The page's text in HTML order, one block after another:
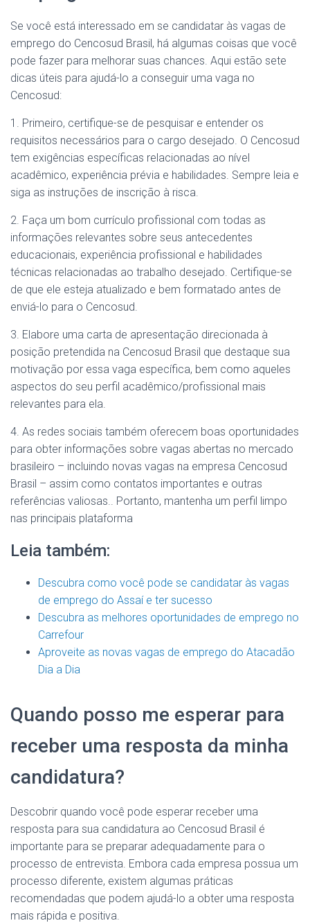
Se você está interessado em se candidatar às vagas de
emprego do Cencosud Brasil, há algumas coisas que você
pode fazer para melhorar suas chances. Aqui estão sete
dicas úteis para ajudá-lo a conseguir uma vaga no
Cencosud:
1. Primeiro, certifique-se de pesquisar e entender os
requisitos necessários para o cargo desejado. O Cencosud
tem exigências específicas relacionadas ao nível
acadêmico, experiência prévia e habilidades. Sempre leia e
siga as instruções de inscrição à risca.
2. Faça um bom currículo profissional com todas as
informações relevantes sobre seus antecedentes
educacionais, experiência profissional e habilidades
técnicas relacionadas ao trabalho desejado. Certifique-se
de que ele esteja atualizado e bem formatado antes de
enviá-lo para o Cencosud.
3. Elabore uma carta de apresentação direcionada à
posição pretendida na Cencosud Brasil que destaque sua
motivação por essa vaga específica, bem como aqueles
aspectos do seu perfil acadêmico/profissional mais
relevantes para ela.
4. As redes sociais também oferecem boas oportunidades
para obter informações sobre vagas abertas no mercado
brasileiro – incluindo novas vagas na empresa Cencosud
Brasil – assim como contatos importantes e outras
referências valiosas.. Portanto, mantenha um perfil limpo
nas principais plataforma
Leia também:
Descubra como você pode se candidatar às vagas
de emprego do Assaí e ter sucesso
Descubra as melhores oportunidades de emprego no
Carrefour
Aproveite as novas vagas de emprego do Atacadão
Dia a Dia
Quando posso me esperar para
receber uma resposta da minha
candidatura?
Descobrir quando você pode esperar receber uma
resposta para sua candidatura ao Cencosud Brasil é
importante para se preparar adequadamente para o
processo de entrevista. Embora cada empresa possua um
processo diferente, existem algumas práticas
recomendadas que podem ajudá-lo a obter uma resposta
mais rápida e positiva.